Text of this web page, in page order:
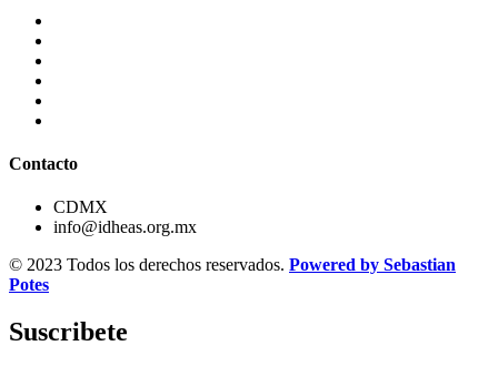
Contacto
CDMX
info@idheas.org.mx
© 2023 Todos los derechos reservados. Powered by Sebastian
Potes
Suscribete